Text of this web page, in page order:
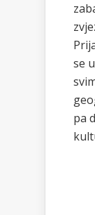
se
pa